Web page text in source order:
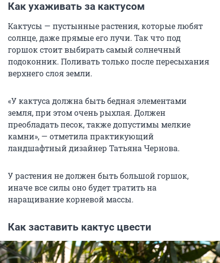
Как ухаживать за кактусом
Кактусы — пустынные растения, которые любят
солнце, даже прямые его лучи. Так что под
горшок стоит выбирать самый солнечный
подоконник. Поливать только после пересыхания
верхнего слоя земли.
«У кактуса должна быть бедная элементами
земля, при этом очень рыхлая. Должен
преобладать песок, также допустимы мелкие
камни», — отметила практикующий
ландшафтный дизайнер Татьяна Чернова.
У растения не должен быть большой горшок,
иначе все силы оно будет тратить на
наращивание корневой массы.
Как заставить кактус цвести